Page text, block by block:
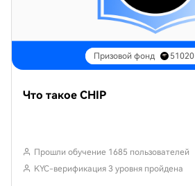
Призовой фонд 51020
Что такое CHIP
Прошли обучение 1685 пользователей
KYC-верификация 3 уровня пройдена